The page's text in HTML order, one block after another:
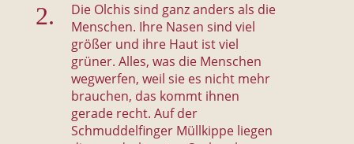
Die Olchis sind ganz anders als die
Menschen. Ihre Nasen sind viel
größer und ihre Haut ist viel
grüner. Alles, was die Menschen
wegwerfen, weil sie es nicht mehr
brauchen, das kommt ihnen
gerade recht. Auf der
Schmuddelfinger Müllkippe liegen